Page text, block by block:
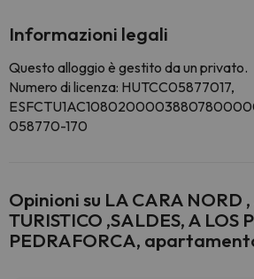
Informazioni legali
Questo alloggio è gestito da un privato.
Numero di licenza: HUTCC05877017,
058770-170
Opinioni su LA CARA NORD
TURISTICO ,SALDES, A LOS
PEDRAFORCA,